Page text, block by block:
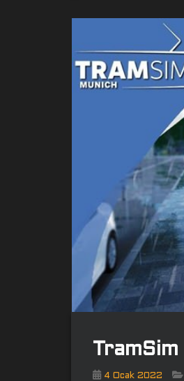
4 Ocak 2022